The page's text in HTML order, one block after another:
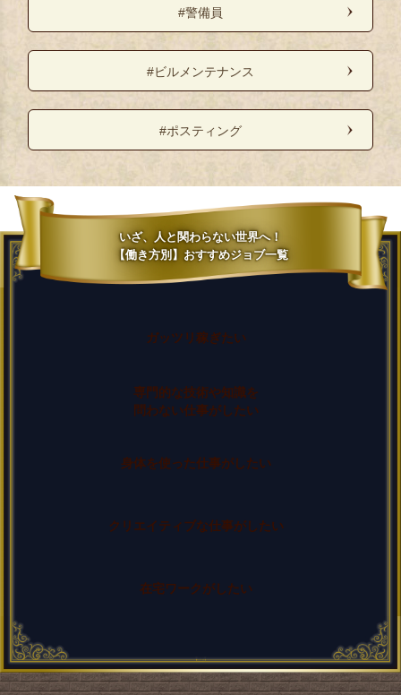
#警備員
#ビルメンテナンス
#ポスティング
いざ、人と関わらない世界へ！
【働き方別】おすすめジョブ一覧
ガッツリ稼ぎたい
専門的な技術や知識を
問わない仕事がしたい
身体を使った仕事がしたい
クリエイティブな仕事がしたい
在宅ワークがしたい